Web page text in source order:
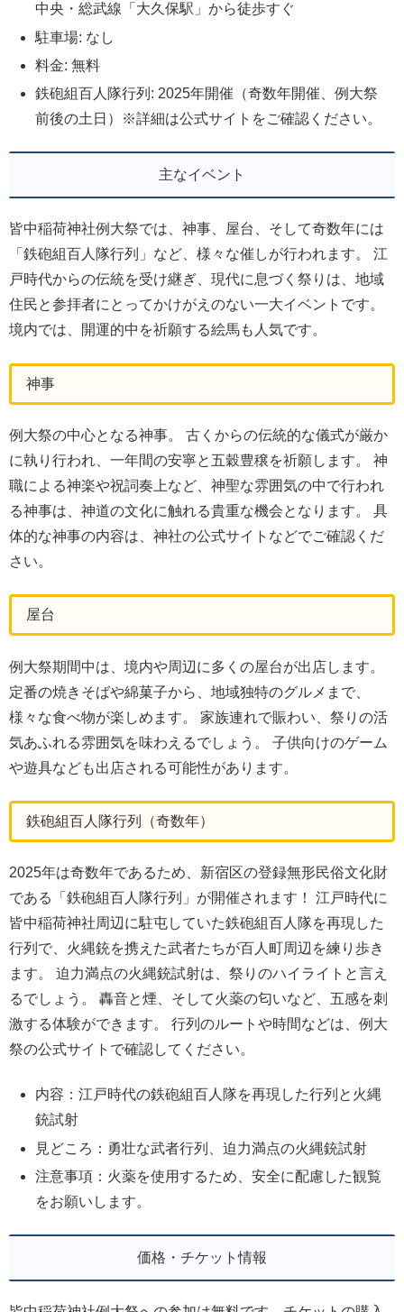
中央・総武線「大久保駅」から徒歩すぐ
駐車場: なし
料金: 無料
鉄砲組百人隊行列: 2025年開催（奇数年開催、例大祭
前後の土日）※詳細は公式サイトをご確認ください。
主なイベント
皆中稲荷神社例大祭では、神事、屋台、そして奇数年には
「鉄砲組百人隊行列」など、様々な催しが行われます。 江
戸時代からの伝統を受け継ぎ、現代に息づく祭りは、地域
住民と参拝者にとってかけがえのない一大イベントです。
境内では、開運的中を祈願する絵馬も人気です。
神事
例大祭の中心となる神事。 古くからの伝統的な儀式が厳か
に執り行われ、一年間の安寧と五穀豊穣を祈願します。 神
職による神楽や祝詞奏上など、神聖な雰囲気の中で行われ
る神事は、神道の文化に触れる貴重な機会となります。 具
体的な神事の内容は、神社の公式サイトなどでご確認くだ
さい。
屋台
例大祭期間中は、境内や周辺に多くの屋台が出店します。
定番の焼きそばや綿菓子から、地域独特のグルメまで、
様々な食べ物が楽しめます。 家族連れで賑わい、祭りの活
気あふれる雰囲気を味わえるでしょう。 子供向けのゲーム
や遊具なども出店される可能性があります。
鉄砲組百人隊行列（奇数年）
2025年は奇数年であるため、新宿区の登録無形民俗文化財
である「鉄砲組百人隊行列」が開催されます！ 江戸時代に
皆中稲荷神社周辺に駐屯していた鉄砲組百人隊を再現した
行列で、火縄銃を携えた武者たちが百人町周辺を練り歩き
ます。 迫力満点の火縄銃試射は、祭りのハイライトと言え
るでしょう。 轟音と煙、そして火薬の匂いなど、五感を刺
激する体験ができます。 行列のルートや時間などは、例大
祭の公式サイトで確認してください。
内容：江戸時代の鉄砲組百人隊を再現した行列と火縄
銃試射
見どころ：勇壮な武者行列、迫力満点の火縄銃試射
注意事項：火薬を使用するため、安全に配慮した観覧
をお願いします。
価格・チケット情報